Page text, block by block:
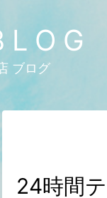
ブログ
24時間